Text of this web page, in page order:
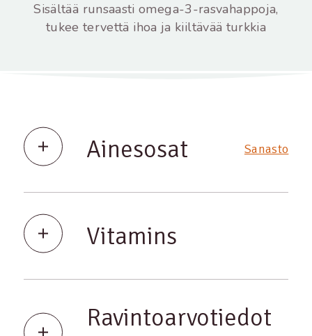
Sisältää runsaasti omega-3-rasvahappoja,
tukee tervettä ihoa ja kiiltävää turkkia
Ainesosat Sanasto
Vitamins
Ravintoarvotiedot